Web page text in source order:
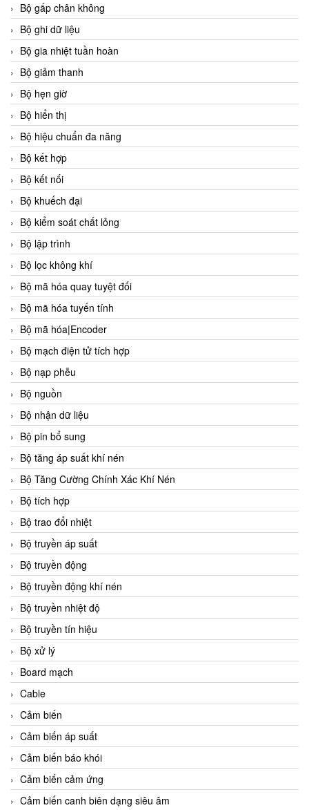
Bộ gấp chân không
Bộ ghi dữ liệu
Bộ gia nhiệt tuần hoàn
Bộ giảm thanh
Bộ hẹn giờ
Bộ hiển thị
Bộ hiệu chuẩn đa năng
Bộ kết hợp
Bộ kết nối
Bộ khuếch đại
Bộ kiểm soát chất lỏng
Bộ lập trình
Bộ lọc không khí
Bộ mã hóa quay tuyệt đối
Bộ mã hóa tuyến tính
Bộ mã hóa|Encoder
Bộ mạch điện tử tích hợp
Bộ nạp phễu
Bộ nguồn
Bộ nhận dữ liệu
Bộ pin bổ sung
Bộ tăng áp suất khí nén
Bộ Tăng Cường Chính Xác Khí Nén
Bộ tích hợp
Bộ trao đổi nhiệt
Bộ truyền áp suất
Bộ truyền động
Bộ truyền động khí nén
Bộ truyền nhiệt độ
Bộ truyền tín hiệu
Bộ xử lý
Board mạch
Cable
Cảm biến
Cảm biến áp suất
Cảm biến báo khói
Cảm biến cảm ứng
Cảm biến canh biên dạng siêu âm